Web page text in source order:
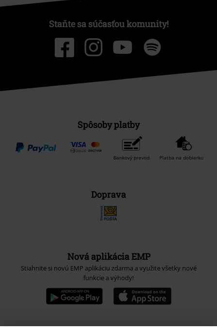
Staňte sa súčasťou komunity!
Spôsoby platby
Bankový prevod Platba na dobierku
Doprava
Nová aplikácia EMP
Stiahnite si novú EMP aplikáciu zdarma a využite všetky nové
funkcie a výhody!